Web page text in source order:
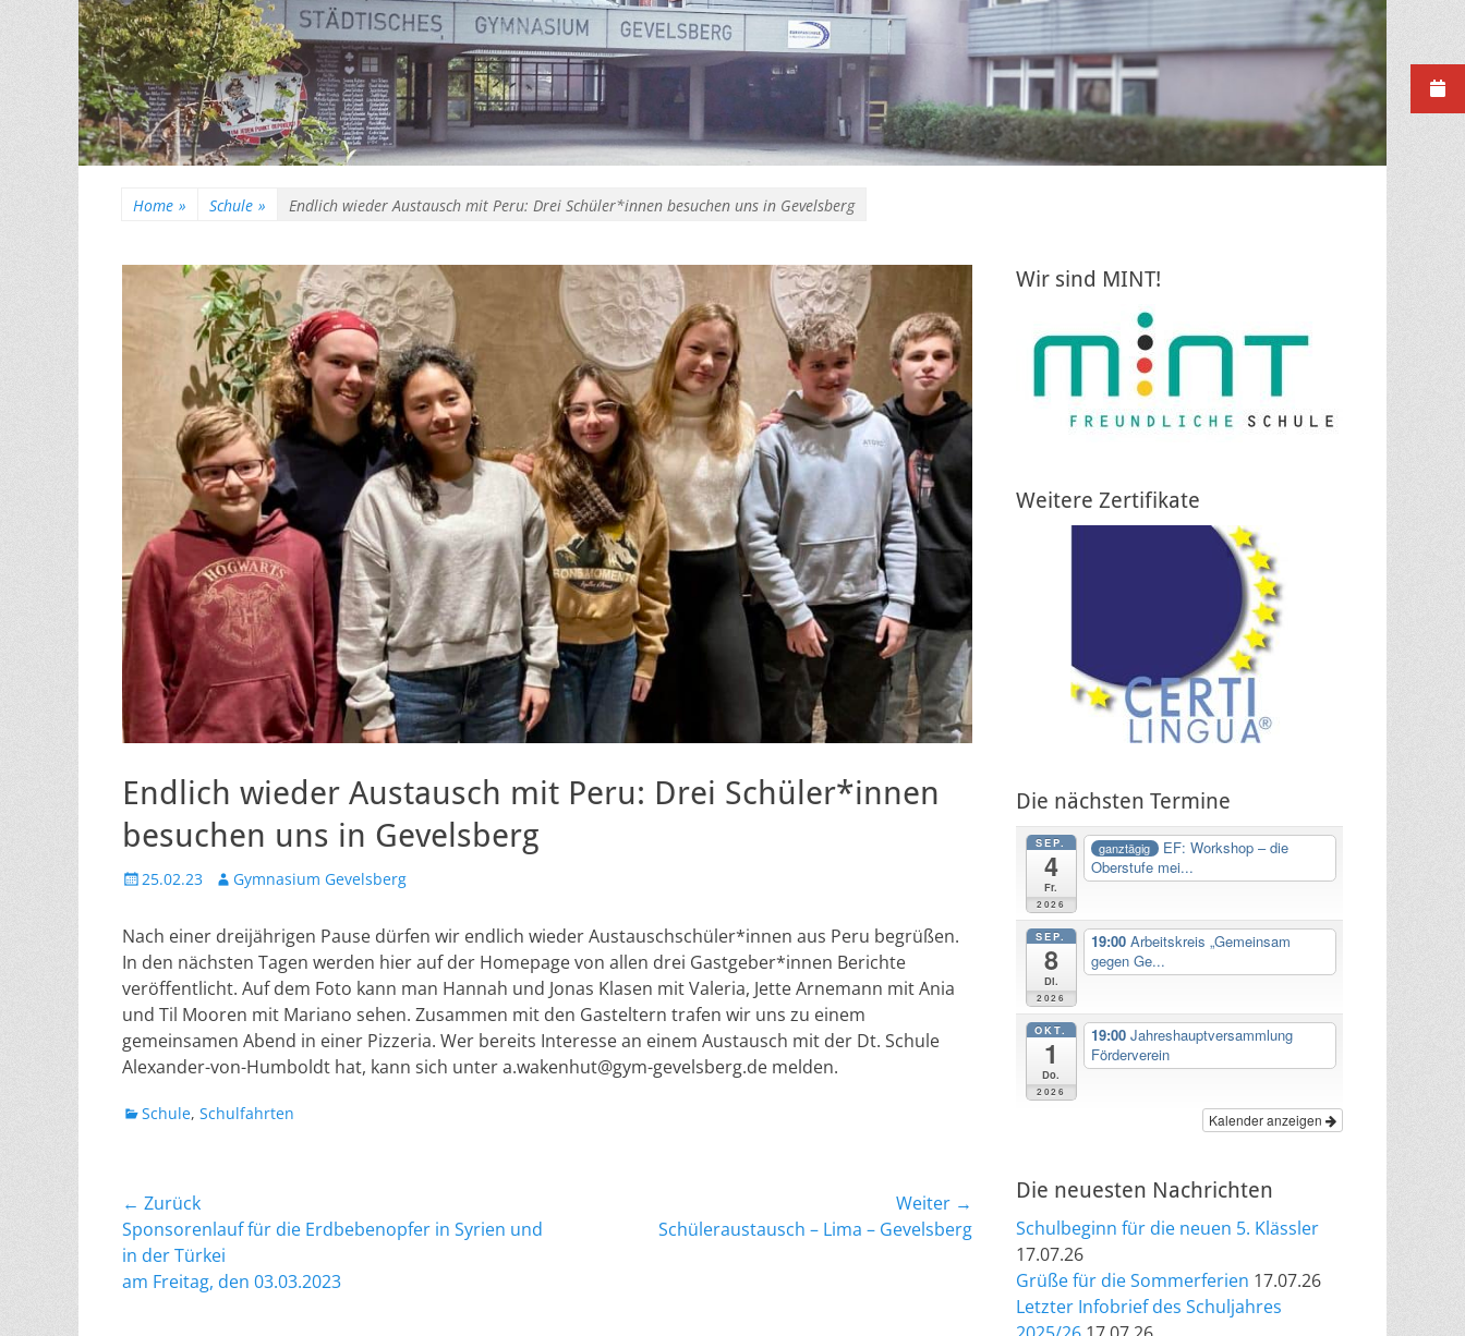
Home » Schule » Endlich wieder Austausch mit Peru: Drei Schüler*innen besuchen uns in Gevelsberg
Endlich wieder Austausch mit Peru: Drei Schüler*innen
besuchen uns in Gevelsberg
Veröffentlicht
25.02.23 AutorGymnasium Gevelsberg
Nach einer dreijährigen Pause dürfen wir endlich wieder Austauschschüler*innen aus Peru begrüßen.
In den nächsten Tagen werden hier auf der Homepage von allen drei Gastgeber*innen Berichte
veröffentlicht. Auf dem Foto kann man Hannah und Jonas Klasen mit Valeria, Jette Arnemann mit Ania
und Til Mooren mit Mariano sehen. Zusammen mit den Gasteltern trafen wir uns zu einem
gemeinsamen Abend in einer Pizzeria. Wer bereits Interesse an einem Austausch mit der Dt. Schule
Alexander-von-Humboldt hat, kann sich unter a.wakenhut@gym-gevelsberg.de melden.
Kategorien
Schule, Schulfahrten
Beitragsnavigation
← Zurück
Vorheriger
Beitrag:
Sponsorenlauf für die Erdbebenopfer in Syrien und
in der Türkei
am Freitag, den 03.03.2023
Weiter →
Schüleraustausch – Lima – Gevelsberg
Wir sind MINT!
Weitere Zertifikate
Die nächsten Termine
SEP.
4
Fr.
2026
ganztägig
EF: Workshop – die
Oberstufe mei...
SEP.
8
Di.
2026
19:00 Arbeitskreis „Gemeinsam
gegen Ge...
OKT.
1
Do.
2026
19:00 Jahreshauptversammlung
Förderverein
Kalender anzeigen
Die neuesten Nachrichten
Schulbeginn für die neuen 5. Klässler
17.07.26
Grüße für die Sommerferien 17.07.26
Letzter Infobrief des Schuljahres